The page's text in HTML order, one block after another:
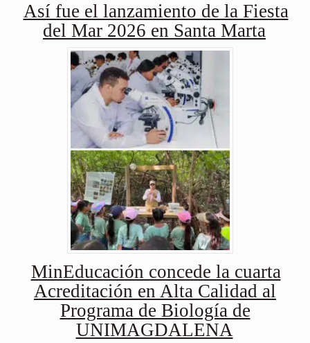
Así fue el lanzamiento de la Fiesta
del Mar 2026 en Santa Marta
MinEducación concede la cuarta
Acreditación en Alta Calidad al
Programa de Biología de
UNIMAGDALENA